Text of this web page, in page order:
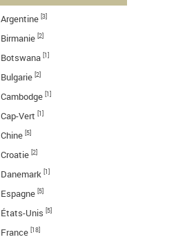
Argentine [3]
Birmanie [2]
Botswana [1]
Bulgarie [2]
Cambodge [1]
Cap-Vert [1]
Chine [5]
Croatie [2]
Danemark [1]
Espagne [5]
États-Unis [5]
France [18]